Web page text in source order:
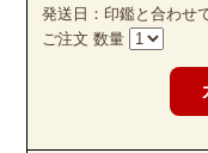
発送日：印鑑と合わせ
ご注文 数量